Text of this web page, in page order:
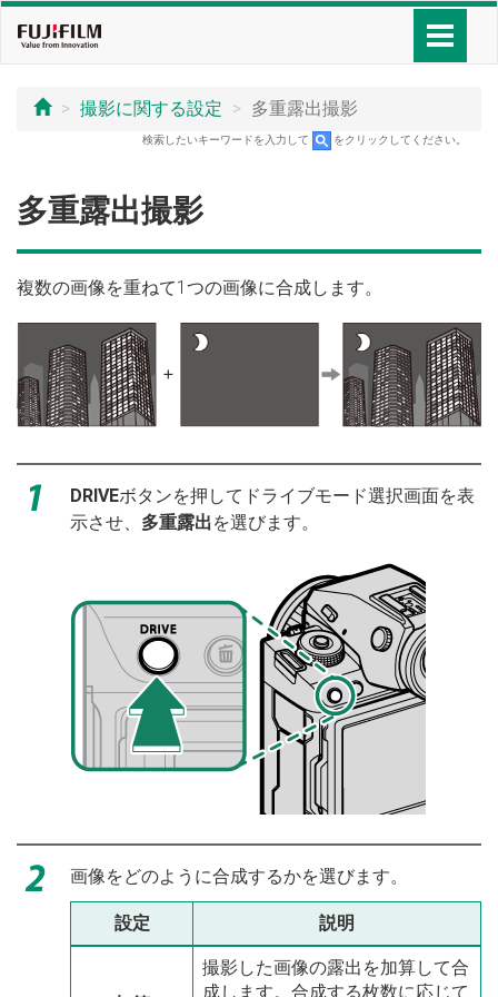
撮影に関する設定 多重露出撮影
検索したいキーワードを入力して をクリックしてください。
多重露出撮影
複数の画像を重ねて1つの画像に合成します。
DRIVEボタンを押してドライブモード選択画面を表
示させ、 多重露出を選びます。
画像をどのように合成するかを選びます。
設定 説明
撮影した画像の露出を加算して合
成します。合成する枚数に応じて